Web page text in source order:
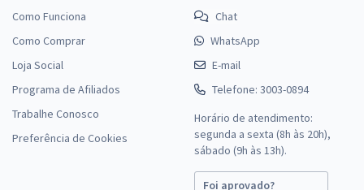
Como Funciona
Como Comprar
Loja Social
Programa de Afiliados
Trabalhe Conosco
Preferência de Cookies
Chat
WhatsApp
E-mail
Telefone: 3003-0894
Horário de atendimento:
segunda a sexta (8h às 20h),
sábado (9h às 13h).
Foi aprovado?